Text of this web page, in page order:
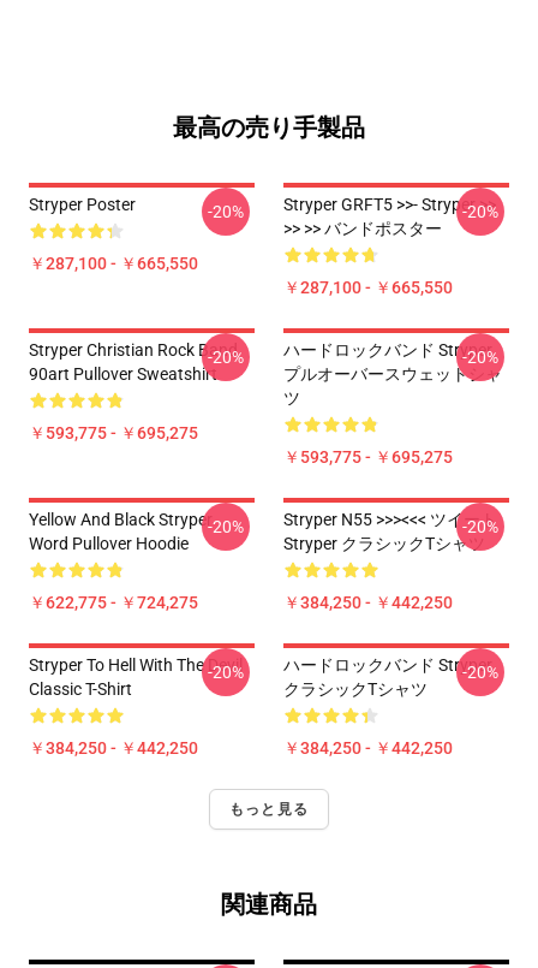
最高の売り手製品
Stryper Poster
￥287,100 - ￥665,550
-20%
Stryper GRFT5 >>- Stryper >>
>> >> バンドポスター
￥287,100 - ￥665,550
-20%
Stryper Christian Rock Band
90art Pullover Sweatshirt
￥593,775 - ￥695,275
-20%
ハードロックバンド Stryper
プルオーバースウェットシャ
ツ
￥593,775 - ￥695,275
-20%
Yellow And Black Stryper
Word Pullover Hoodie
￥622,775 - ￥724,275
-20%
Stryper N55 >>><<< ツイート
Stryper クラシックTシャツ
￥384,250 - ￥442,250
-20%
Stryper To Hell With The Devil
Classic T-Shirt
￥384,250 - ￥442,250
-20%
ハードロックバンド Stryper
クラシックTシャツ
￥384,250 - ￥442,250
-20%
もっと見る
関連商品